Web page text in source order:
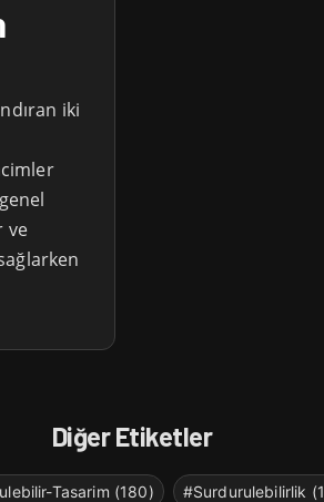
iki
ve
Diğer Etiketler
Tasarim (180) #Surdurulebilirlik